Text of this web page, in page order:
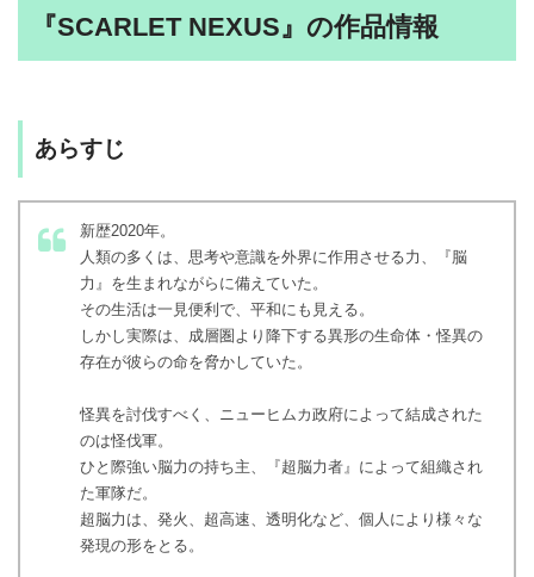
『SCARLET NEXUS』の作品情報
あらすじ
新歴2020年。
人類の多くは、思考や意識を外界に作用させる力、『脳
力』を生まれながらに備えていた。
その生活は一見便利で、平和にも見える。
しかし実際は、成層圏より降下する異形の生命体・怪異の
存在が彼らの命を脅かしていた。
怪異を討伐すべく、ニューヒムカ政府によって結成された
のは怪伐軍。
ひと際強い脳力の持ち主、『超脳力者』によって組織され
た軍隊だ。
超脳力は、発火、超高速、透明化など、個人により様々な
発現の形をとる。